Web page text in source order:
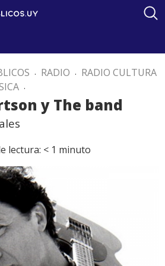
. RADIO . RADIO CULTURA
.
y The band
lectura: < 1 minuto